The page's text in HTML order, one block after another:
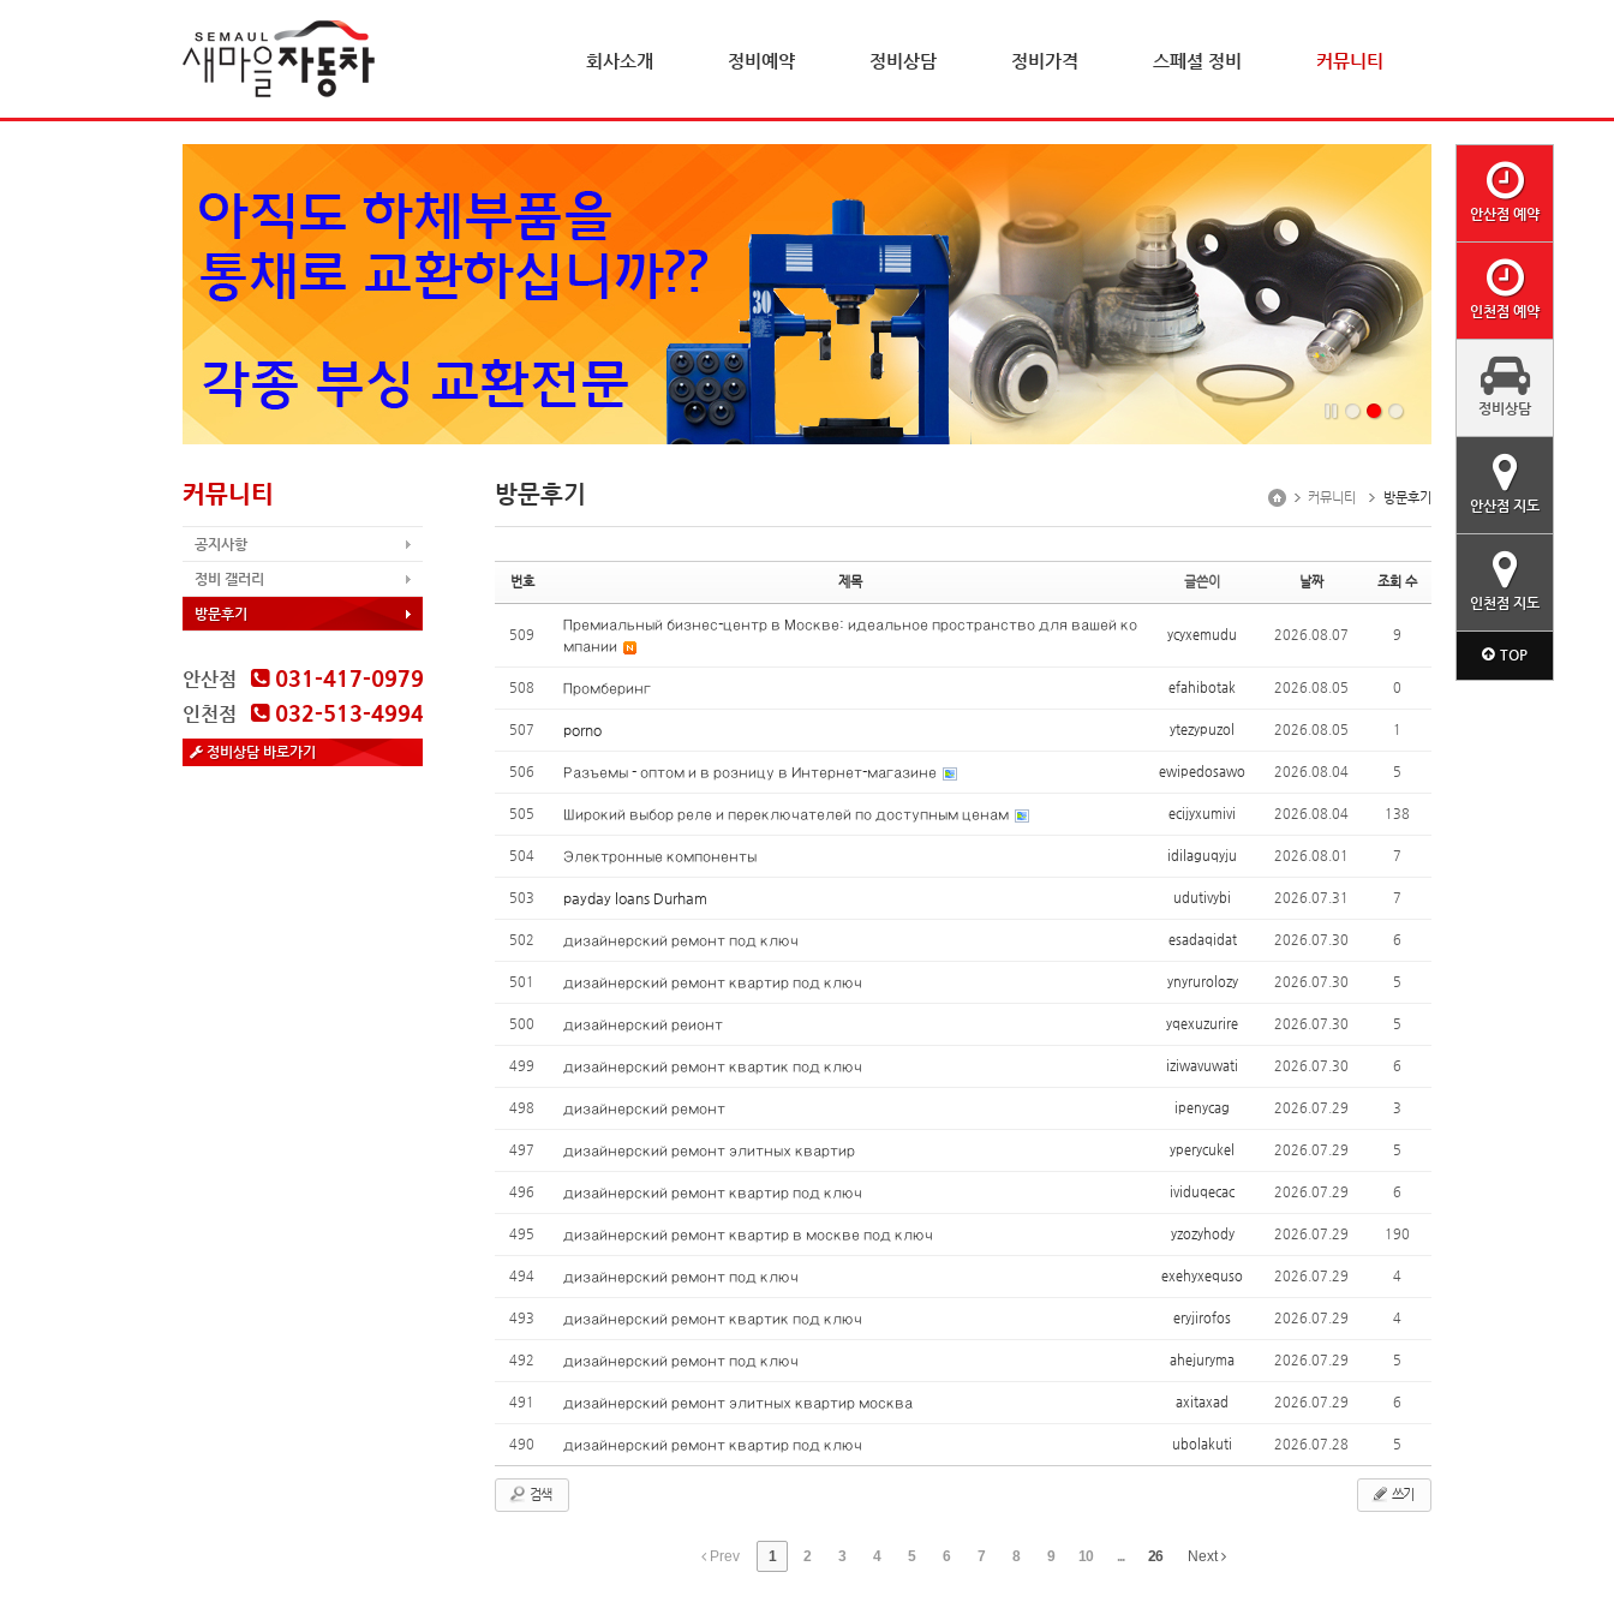
회사소개 정비예약 정비상담 정비가격 스페셜 정비 커뮤니티
커뮤니티
공지사항
정비 갤러리
방문후기
안산점 031-417-0979
인천점 032-513-4994
정비상담 바로가기
방문후기 커뮤니티 방문후기
번호 제목 글쓴이 날짜 조회 수
509
Премиальный бизнес-центр в Москве: идеальное пространство для вашей ко
мпании
ycyxemudu 2026.08.07 9
508 Промберинг efahibotak 2026.08.05 0
507 porno ytezypuzol 2026.08.05 1
506 Разъемы - оптом и в розницу в Интернет-магазине ewipedosawo 2026.08.04 5
505 Широкий выбор реле и переключателей по доступным ценам ecijyxumivi 2026.08.04 138
504 Электронные компоненты idilaguqyju 2026.08.01 7
503 payday loans Durham udutivybi 2026.07.31 7
502 дизайнерский ремонт под ключ esadaqidat 2026.07.30 6
501 дизайнерский ремонт квартир под ключ ynyrurolozy 2026.07.30 5
500 дизайнерский реионт yqexuzurire 2026.07.30 5
499 дизайнерский ремонт квартик под ключ iziwavuwati 2026.07.30 6
498 дизайнерский ремонт ipenycag 2026.07.29 3
497 дизайнерский ремонт элитных квартир yperycukel 2026.07.29 5
496 дизайнерский ремонт квартир под ключ ividuqecac 2026.07.29 6
495 дизайнерский ремонт квартир в москве под ключ yzozyhody 2026.07.29 190
494 дизайнерский ремонт под ключ exehyxequso 2026.07.29 4
493 дизайнерский ремонт квартик под ключ eryjirofos 2026.07.29 4
492 дизайнерский ремонт под ключ ahejuryma 2026.07.29 5
491 дизайнерский ремонт элитных квартир москва axitaxad 2026.07.29 6
490 дизайнерский ремонт квартир под ключ ubolakuti 2026.07.28 5
검색 쓰기
Prev 1 2 3 4 5 6 7 8 9 10 ... 26 Next
안산점 예약
인천점 예약
정비상담
안산점 지도
인천점 지도
TOP